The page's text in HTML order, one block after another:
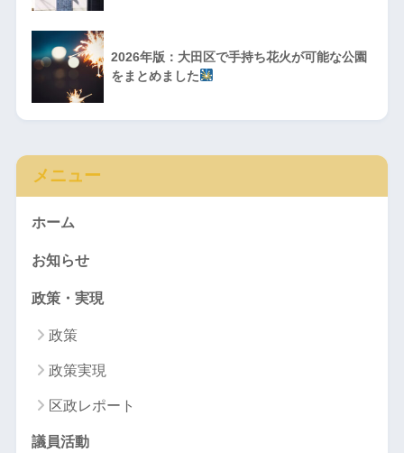
2026年版：大田区で手持ち花火が可能な公園
をまとめました
メニュー
ホーム
お知らせ
政策・実現
政策
政策実現
区政レポート
議員活動